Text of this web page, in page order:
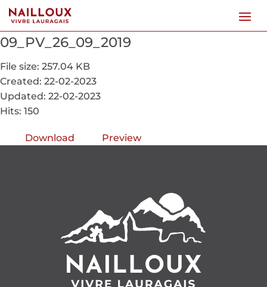
09_PV_26_09_2019
File size: 257.04 KB
Created: 22-02-2023
Updated: 22-02-2023
Hits: 150
Download Preview